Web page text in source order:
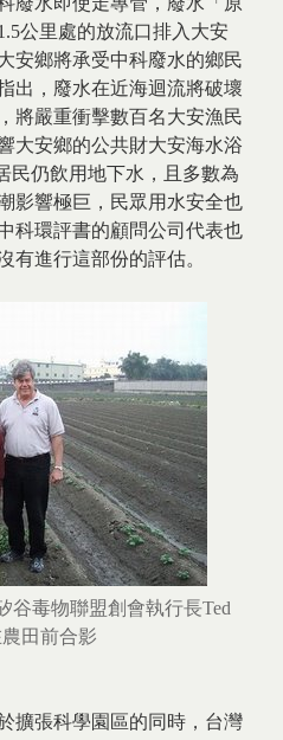
公里處的放流口排入大安
安鄉將承受中科廢水的鄉民
出，廢水在近海迴流將破壞
將嚴重衝擊數百名大安漁民
大安鄉的公共財大安海水浴
民仍飲用地下水，且多數為
影響極巨，民眾用水安全也
科環評書的顧問公司代表也
有進行這部份的評估。
谷毒物聯盟創會執行長Ted
農田前合影
擴張科學園區的同時，台灣